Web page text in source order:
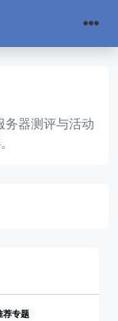
务器测评与活动
荐专题